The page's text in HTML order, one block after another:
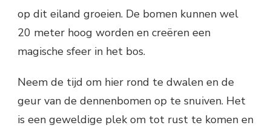
op dit eiland groeien. De bomen kunnen wel
20 meter hoog worden en creëren een
magische sfeer in het bos.
Neem de tijd om hier rond te dwalen en de
geur van de dennenbomen op te snuiven. Het
is een geweldige plek om tot rust te komen en